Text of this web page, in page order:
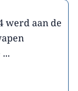
werd aan de